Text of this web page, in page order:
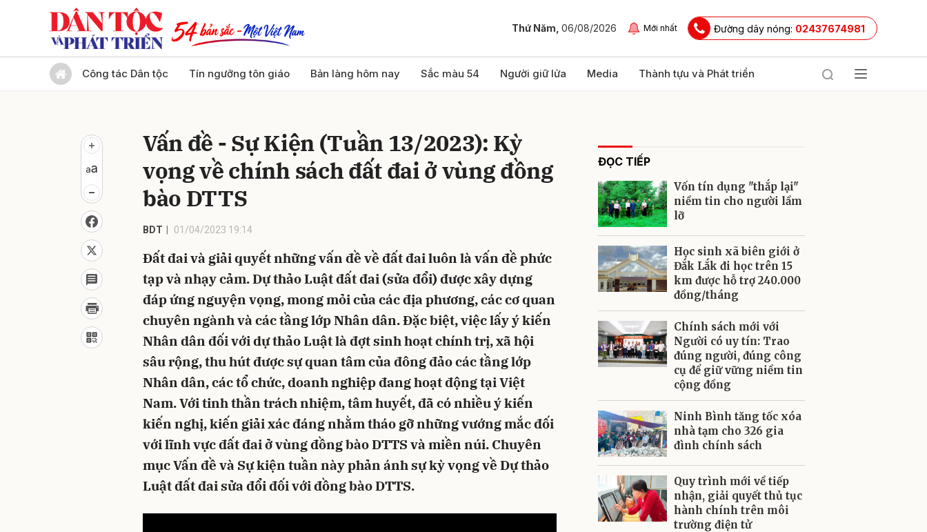
Thứ Năm, 06/08/2026 Mới nhất Đường dây nóng: 02437674981
Công tác Dân tộc Tín ngưỡng tôn giáo Bản làng hôm nay Sắc màu 54 Người giữ lửa Media Thành tựu và Phát triển
Vấn đề - Sự Kiện (Tuần 13/2023): Kỳ
vọng về chính sách đất đai ở vùng đồng
bào DTTS
BDT 01/04/2023 19:14
Đất đai và giải quyết những vấn đề về đất đai luôn là vấn đề phức
tạp và nhạy cảm. Dự thảo Luật đất đai (sửa đổi) được xây dựng
đáp ứng nguyện vọng, mong mỏi của các địa phương, các cơ quan
chuyên ngành và các tầng lớp Nhân dân. Đặc biệt, việc lấy ý kiến
Nhân dân đối với dự thảo Luật là đợt sinh hoạt chính trị, xã hội
sâu rộng, thu hút được sự quan tâm của đông đảo các tầng lớp
Nhân dân, các tổ chức, doanh nghiệp đang hoạt động tại Việt
Nam. Với tinh thần trách nhiệm, tâm huyết, đã có nhiều ý kiến
kiến nghị, kiến giải xác đáng nhằm tháo gỡ những vướng mắc đối
với lĩnh vực đất đai ở vùng đồng bào DTTS và miền núi. Chuyên
mục Vấn đề và Sự kiện tuần này phản ánh sự kỳ vọng về Dự thảo
Luật đất đai sửa đổi đối với đồng bào DTTS.
ĐỌC TIẾP
Vốn tín dụng "thắp lại"
niềm tin cho người lầm
lỡ
Học sinh xã biên giới ở
Đắk Lắk đi học trên 15
km được hỗ trợ 240.000
đồng/tháng
Chính sách mới với
Người có uy tín: Trao
đúng người, đúng công
cụ để giữ vững niềm tin
cộng đồng
Ninh Bình tăng tốc xóa
nhà tạm cho 326 gia
đình chính sách
Quy trình mới về tiếp
nhận, giải quyết thủ tục
hành chính trên môi
trường điện tử
Gửi bình luận
Gửi